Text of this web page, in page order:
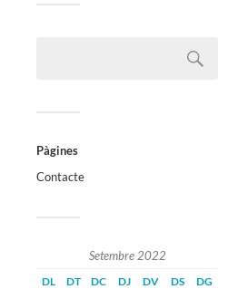
Pàgines
Contacte
Setembre 2022
DL DT DC DJ DV DS DG